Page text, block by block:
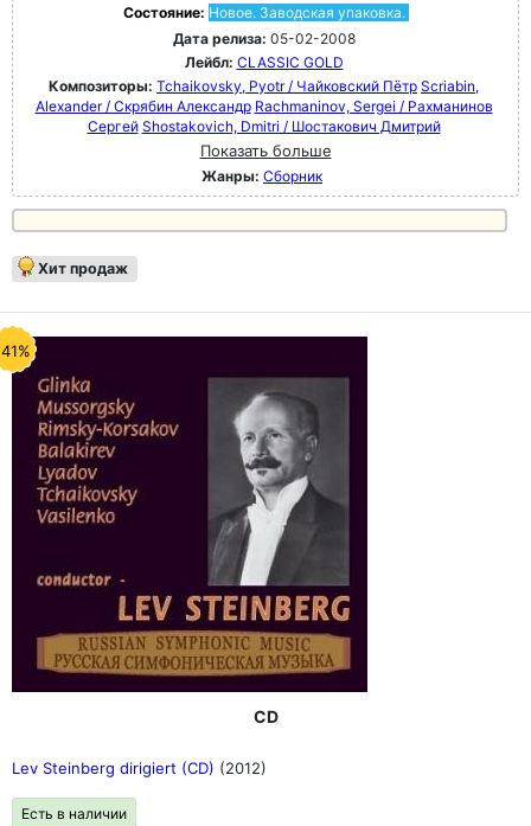
Состояние: Новое. Заводская упаковка.
Дата релиза: 05-02-2008
Лейбл: CLASSIC GOLD
Композиторы: Tchaikovsky, Pyotr / Чайковский Пётр Scriabin,
Alexander / Скрябин Александр Rachmaninov, Sergei / Рахманинов
Сергей Shostakovich, Dmitri / Шостакович Дмитрий
Показать больше
Жанры: Сборник
Хит продаж
CD
Lev Steinberg dirigiert (CD) (2012)
Есть в наличии